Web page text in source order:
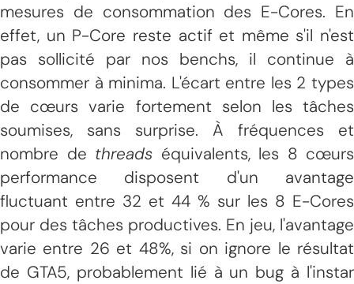
mesures de consommation des E-Cores. En
effet, un P-Core reste actif et même s'il n'est
pas sollicité par nos benchs, il continue à
consommer à minima. L'écart entre les 2 types
de cœurs varie fortement selon les tâches
soumises, sans surprise. À fréquences et
nombre de threads équivalents, les 8 cœurs
performance disposent d'un avantage
fluctuant entre 32 et 44 % sur les 8 E-Cores
pour des tâches productives. En jeu, l'avantage
varie entre 26 et 48%, si on ignore le résultat
de GTA5, probablement lié à un bug à l'instar